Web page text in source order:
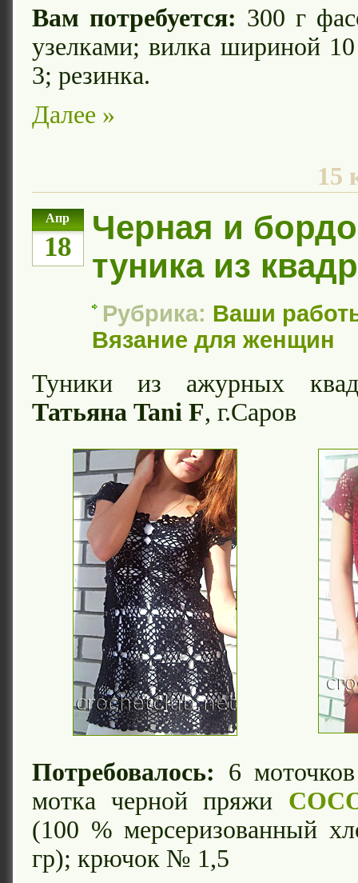
Вам потребуется: 300 г
узелками; вилка шириной
3; резинка.
Далее »
15
Апр
18
Черная и
туника из
Рубрика: Ваши
Вязание для женщин
Туники из ажурных
Татьяна Tani F, г.Саров
Потребовалось: 6
мотка черной пряжи
(100 % мерсеризованный
гр); крючок № 1,5